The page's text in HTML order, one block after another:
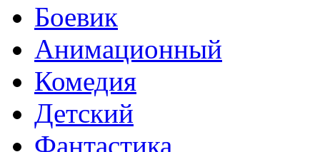
Боевик
Анимационный
Комедия
Детский
Фантастика